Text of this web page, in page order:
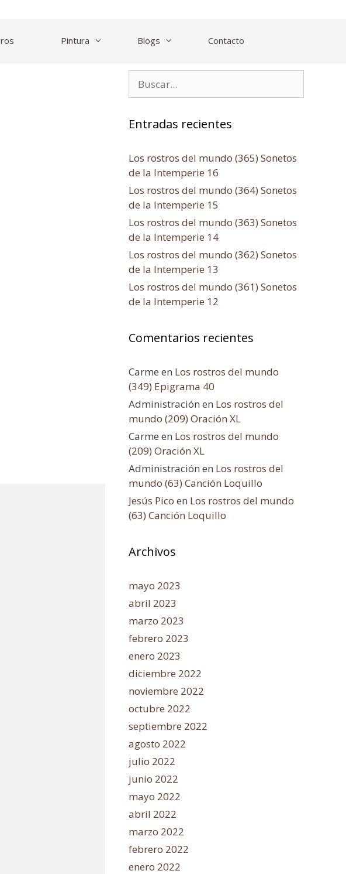
Pintura Blogs Contacto
Entradas recientes
Los rostros del mundo (365) Sonetos
de la Intemperie 16
Los rostros del mundo (364) Sonetos
de la Intemperie 15
Los rostros del mundo (363) Sonetos
de la Intemperie 14
Los rostros del mundo (362) Sonetos
de la Intemperie 13
Los rostros del mundo (361) Sonetos
de la Intemperie 12
Comentarios recientes
Carme en Los rostros del mundo
(349) Epigrama 40
Administración en Los rostros del
mundo (209) Oración XL
Carme en Los rostros del mundo
(209) Oración XL
Administración en Los rostros del
mundo (63) Canción Loquillo
Jesús Pico en Los rostros del mundo
(63) Canción Loquillo
Archivos
mayo 2023
abril 2023
marzo 2023
febrero 2023
enero 2023
diciembre 2022
noviembre 2022
octubre 2022
septiembre 2022
agosto 2022
julio 2022
junio 2022
mayo 2022
abril 2022
marzo 2022
febrero 2022
enero 2022